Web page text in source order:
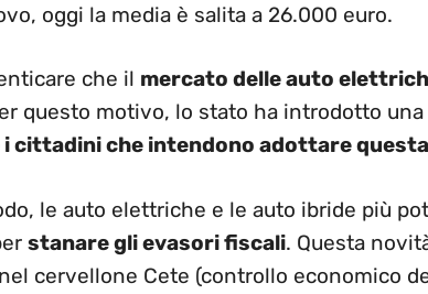
oggi la media è salita a 26.000 euro.
che il mercato delle auto
questo motivo, lo stato ha introdotto
cittadini che intendono adottare
le auto elettriche e le auto ibride più
stanare gli evasori fiscali. Questa
cervellone Cete (controllo economico